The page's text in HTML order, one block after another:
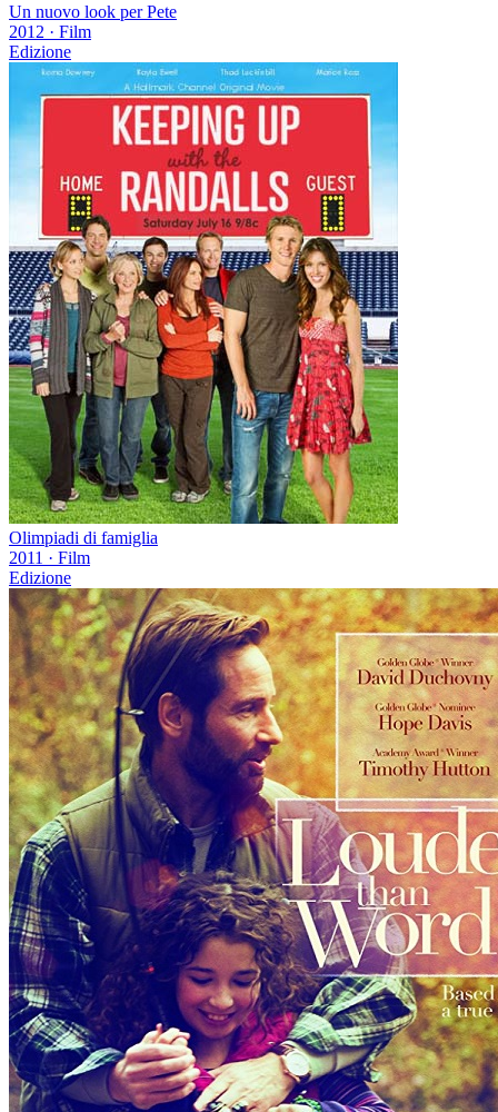
Un nuovo look per Pete
2012 · Film
Edizione
Olimpiadi di famiglia
2011 · Film
Edizione